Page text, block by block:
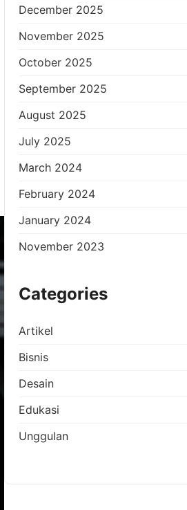
December 2025
November 2025
October 2025
September 2025
August 2025
July 2025
March 2024
February 2024
January 2024
November 2023
Categories
Artikel
Bisnis
Desain
Edukasi
Unggulan